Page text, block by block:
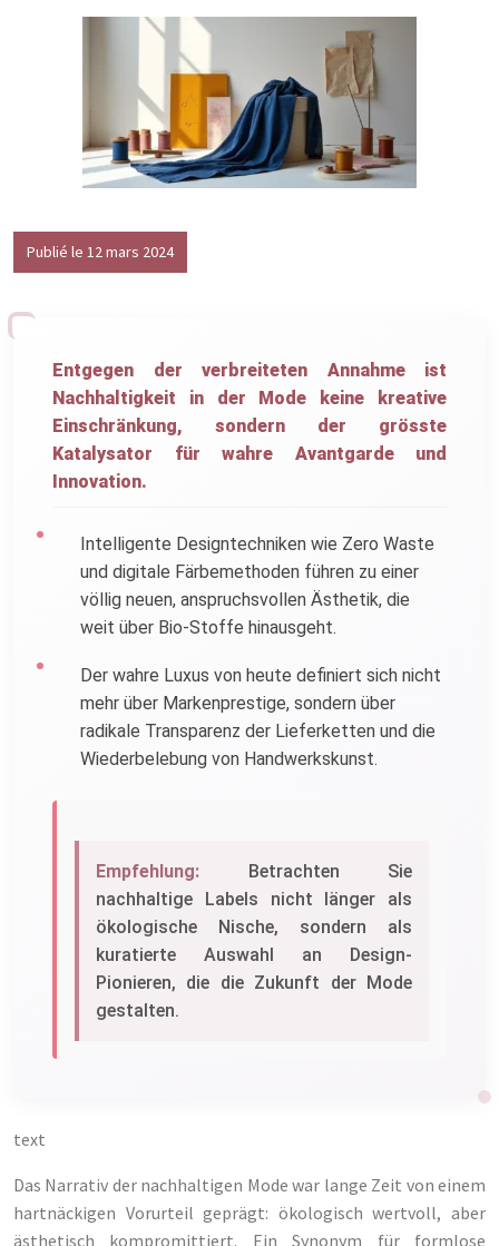
Publié le 12 mars 2024
Entgegen der verbreiteten Annahme ist
Nachhaltigkeit in der Mode keine kreative
Einschränkung, sondern der grösste
Katalysator für wahre Avantgarde und
Innovation.
Intelligente Designtechniken wie Zero Waste
und digitale Färbemethoden führen zu einer
völlig neuen, anspruchsvollen Ästhetik, die
weit über Bio-Stoffe hinausgeht.
Der wahre Luxus von heute definiert sich nicht
mehr über Markenprestige, sondern über
radikale Transparenz der Lieferketten und die
Wiederbelebung von Handwerkskunst.
Empfehlung: Betrachten Sie
nachhaltige Labels nicht länger als
ökologische Nische, sondern als
kuratierte Auswahl an Design-
Pionieren, die die Zukunft der Mode
gestalten.
text
Das Narrativ der nachhaltigen Mode war lange Zeit von einem
hartnäckigen Vorurteil geprägt: ökologisch wertvoll, aber
ästhetisch kompromittiert. Ein Synonym für formlose